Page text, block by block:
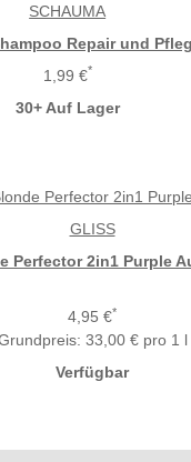
Repair und
1,99 €*
30+ Auf Lager
SCHAUMA
Perfector 2in1 Purple
4,95 €*
33,00 € pro 1 l
Verfügbar
GLISS